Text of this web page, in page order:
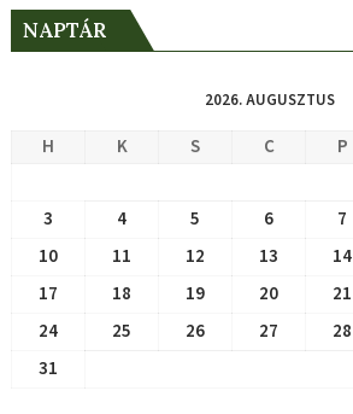
NAPTÁR
2026. AUGUSZTUS
H K S C P
3
4 5 6 7
10
11 12 13 14
17
18 19 20 21
24
25 26 27 28
31